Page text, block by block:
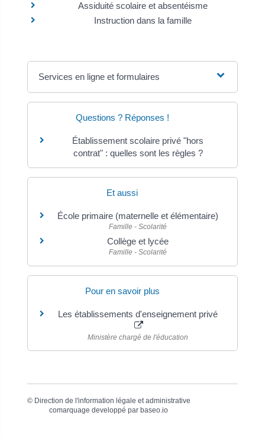
Assiduité scolaire et absentéisme
Instruction dans la famille
Services en ligne et formulaires
Questions ? Réponses !
Établissement scolaire privé "hors
contrat" : quelles sont les règles ?
Et aussi
École primaire (maternelle et élémentaire)
Famille - Scolarité
Collège et lycée
Famille - Scolarité
Pour en savoir plus
Les établissements d'enseignement privé
Ministère chargé de l'éducation
© Direction de l'information légale et administrative
comarquage developpé parbaseo.io